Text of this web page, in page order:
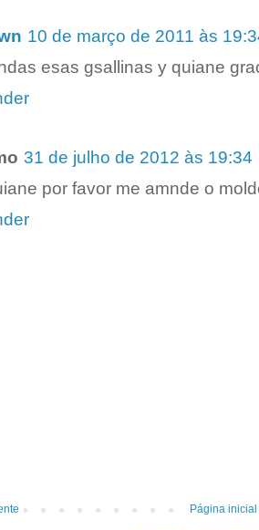
10 de março de 2011 às
esas gsallinas y quiane
31 de julho de 2012 às 19:34
por favor me amnde o
Página inicial